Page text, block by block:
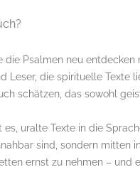
die Psalmen neu entdecken
Leser, die spirituelle Texte
schätzen, das sowohl
uralte Texte in die
sind, sondern mitten
ernst zu nehmen –